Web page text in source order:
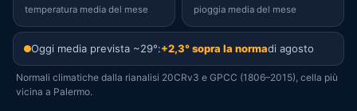
temperatura media del mese pioggia media del mese
Oggi media prevista ~29°:+2,3° sopra la normadi agosto
Normali climatiche dalla rianalisi 20CRv3 e GPCC (1806–2015), cella più
vicina a Palermo.